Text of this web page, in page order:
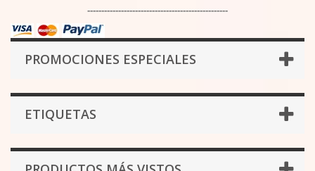
--------------------------------------------------
PROMOCIONES ESPECIALES
ETIQUETAS